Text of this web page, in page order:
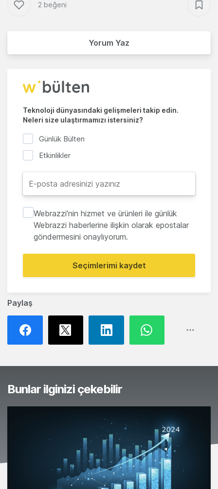
Paylaş
2 beğeni
Yorum Yaz
Teknoloji dünyasındaki gelişmeleri takip edin.
Neleri size ulaştırmamızı istersiniz?
Günlük Bülten
Etkinlikler
Webrazzi'nin hizmet ve ürünleri ile günlük
Webrazzi haberlerine ilişkin olarak epostalar
göndermesini onaylıyorum.
Seçimlerimi kaydet
Bunlar ilginizi çekebilir